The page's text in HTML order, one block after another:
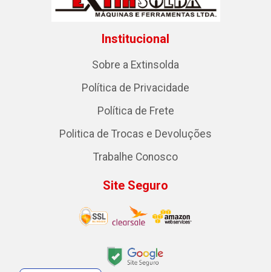
Institucional
Sobre a Extinsolda
Política de Privacidade
Política de Frete
Politica de Trocas e Devoluções
Trabalhe Conosco
Site Seguro